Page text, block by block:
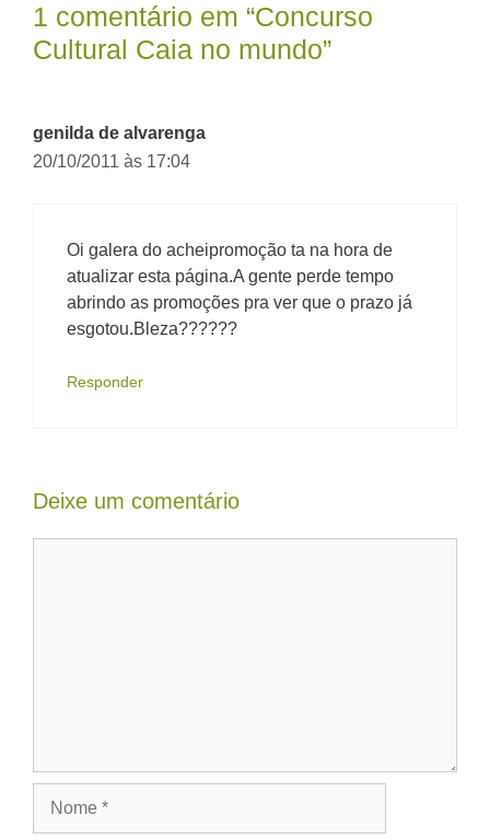
1 comentário em “Concurso
Cultural Caia no mundo”
genilda de alvarenga
20/10/2011 às 17:04
Oi galera do acheipromoção ta na hora de
atualizar esta página.A gente perde tempo
abrindo as promoções pra ver que o prazo já
esgotou.Bleza??????
Responder
Deixe um comentário